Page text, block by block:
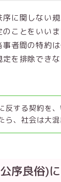
に関しない
ことをいい
者間の特約
を排除でき
反する契約を
ら、社会は大混
序良俗)